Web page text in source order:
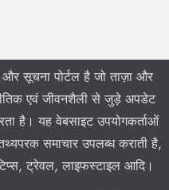
सूचना पोर्टल है जो ताज़ा और
एवं जीवनशैली से जुड़े अपडेट
है। यह वेबसाइट उपयोगकर्ताओं
समाचार उपलब्ध कराती है,
ट्रेवल, लाइफस्टाइल आदि।